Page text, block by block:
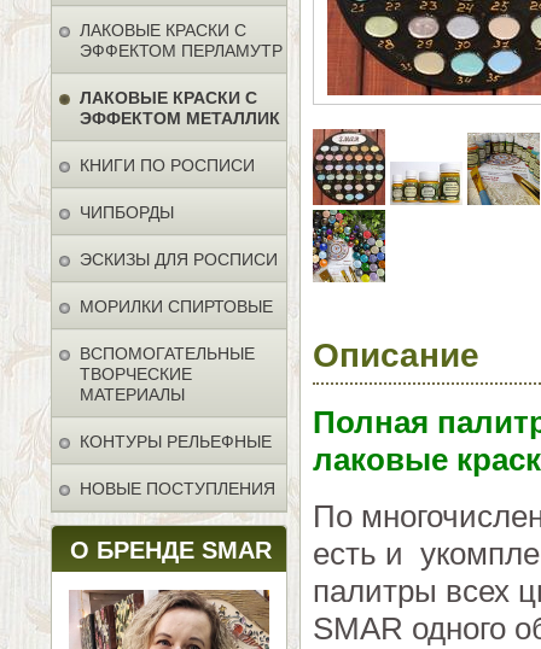
ЛАКОВЫЕ КРАСКИ С
ЭФФЕКТОМ ПЕРЛАМУТР
ЛАКОВЫЕ КРАСКИ С
ЭФФЕКТОМ МЕТАЛЛИК
КНИГИ ПО РОСПИСИ
ЧИПБОРДЫ
ЭСКИЗЫ ДЛЯ РОСПИСИ
МОРИЛКИ СПИРТОВЫЕ
ВСПОМОГАТЕЛЬНЫЕ
ТВОРЧЕСКИЕ
МАТЕРИАЛЫ
КОНТУРЫ РЕЛЬЕФНЫЕ
НОВЫЕ ПОСТУПЛЕНИЯ
О БРЕНДЕ SMAR
Описание
Полная
лаковые
По
есть и
палитры всех
SMAR одного